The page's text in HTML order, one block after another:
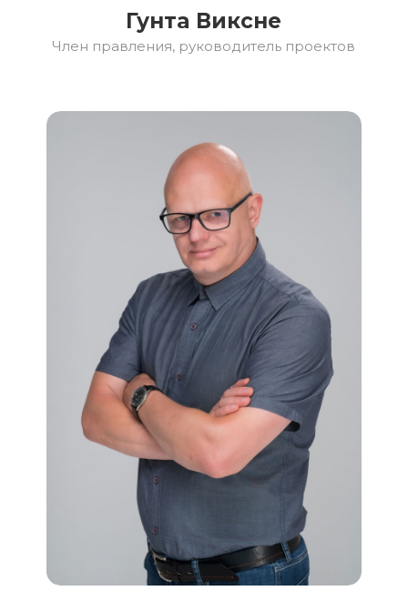
Гунта Виксне
Член правления, руководитель проектов